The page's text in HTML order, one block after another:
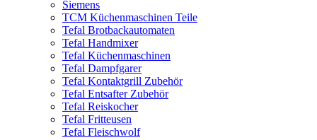
Siemens
TCM Küchenmaschinen Teile
Tefal Brotbackautomaten
Tefal Handmixer
Tefal Küchenmaschinen
Tefal Dampfgarer
Tefal Kontaktgrill Zubehör
Tefal Entsafter Zubehör
Tefal Reiskocher
Tefal Fritteusen
Tefal Fleischwolf